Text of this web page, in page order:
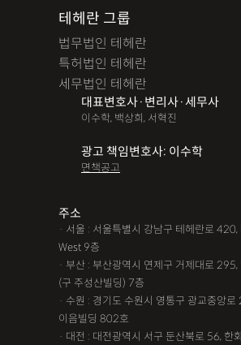
테헤란 그룹
법무법인 테헤란
특허법인 테헤란
세무법인 테헤란
대표변호사·변리사·세무사
이수학, 백상희, 서혁진
광고 책임변호사: 이수학
면책공고
주소
· 서울 : 서울특별시 강남구 테헤란로 420,
West 9층
· 부산 : 부산광역시 연제구 거제대로 295,
(구 주성산빌딩) 7층
· 수원 : 경기도 수원시 영통구 광교중앙
이음빌딩 802호
· 대전 : 대전광역시 서구 둔산북로 56, 한